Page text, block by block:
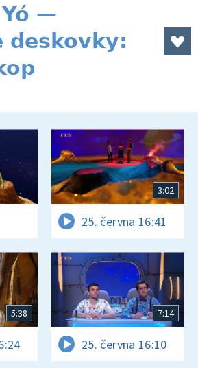
—
deskovky:
3:02
25. června 16:41
5:38 7:14
25. června 16:10